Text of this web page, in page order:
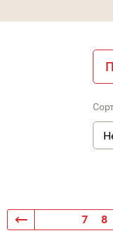
7 8